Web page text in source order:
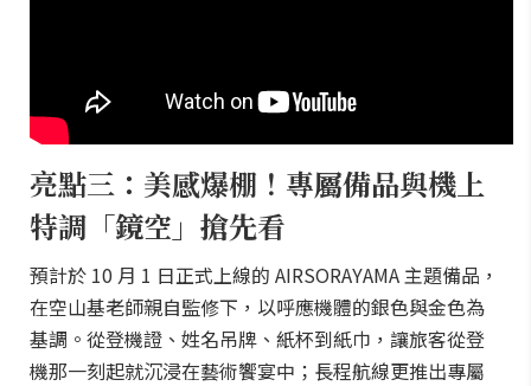
亮點三：美感爆棚！專屬備品與機上
特調「鏡空」搶先看
預計於 10 月 1 日正式上線的 AIRSORAYAMA 主題備品，
在空山基老師親自監修下，以呼應機體的銀色與金色為
基調。從登機證、姓名吊牌、紙杯到紙巾，讓旅客從登
機那一刻起就沉浸在藝術饗宴中；長程航線更推出專屬